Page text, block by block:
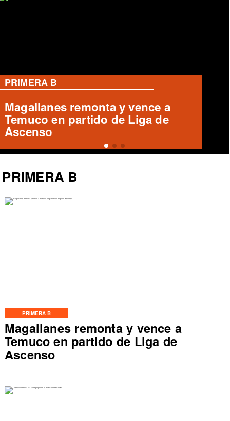
PRIMERA B
Magallanes remonta y vence a
Temuco en partido de Liga de
Ascenso
PRIMERA B
Cobreloa empata 1-1 con Iquique
en el Zorros del Desierto
PRIMERA B